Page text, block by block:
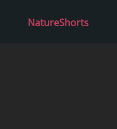
NatureShorts